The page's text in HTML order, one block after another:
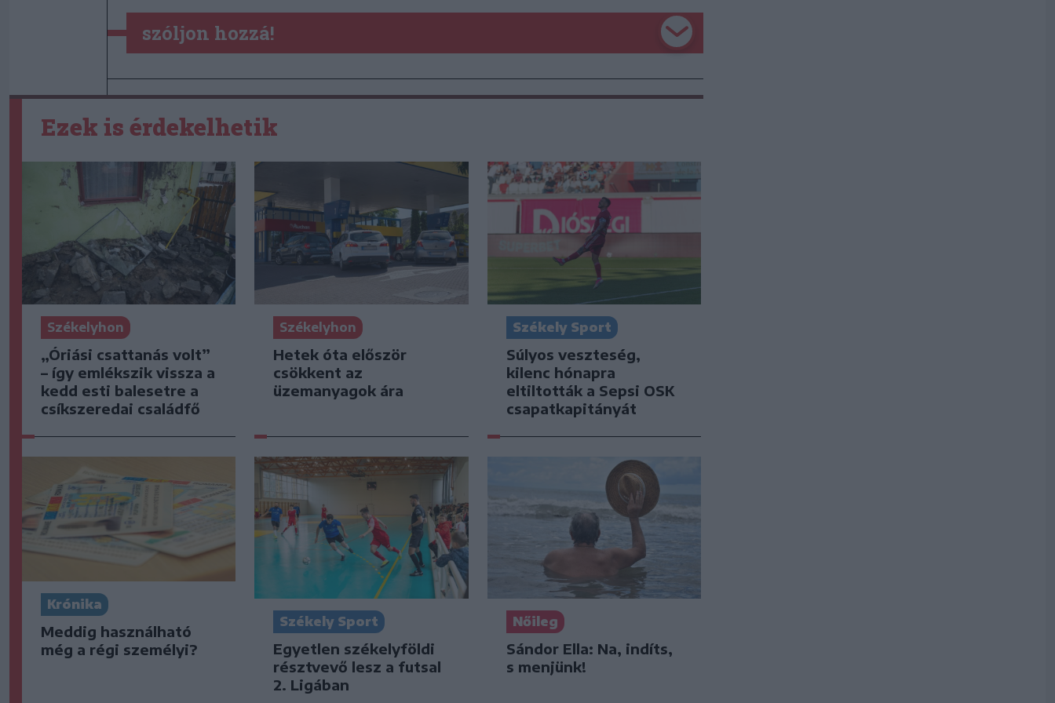
szóljon hozzá!
Ezek is érdekelhetik
Székelyhon
„Óriási csattanás volt”
– így emlékszik vissza a
kedd esti balesetre a
csíkszeredai családfő
Székelyhon
Hetek óta először
csökkent az
üzemanyagok ára
Székely Sport
Súlyos veszteség,
kilenc hónapra
eltiltották a Sepsi OSK
csapatkapitányát
Krónika
Meddig használható
még a régi személyi?
Székely Sport
Egyetlen székelyföldi
résztvevő lesz a futsal
2. Ligában
Nőileg
Sándor Ella: Na, indíts,
s menjünk!